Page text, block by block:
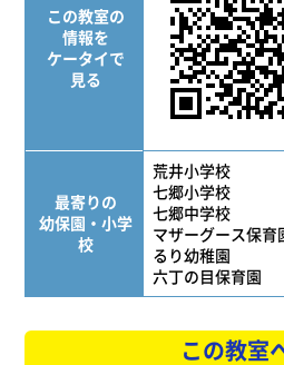
この教室の
情報を
ケータイで
見る
最寄りの
幼保園・小学
校
荒井小学校
七郷小学校
七郷中学校
マザーグース保育
るり幼稚園
六丁の目保育園
この教室